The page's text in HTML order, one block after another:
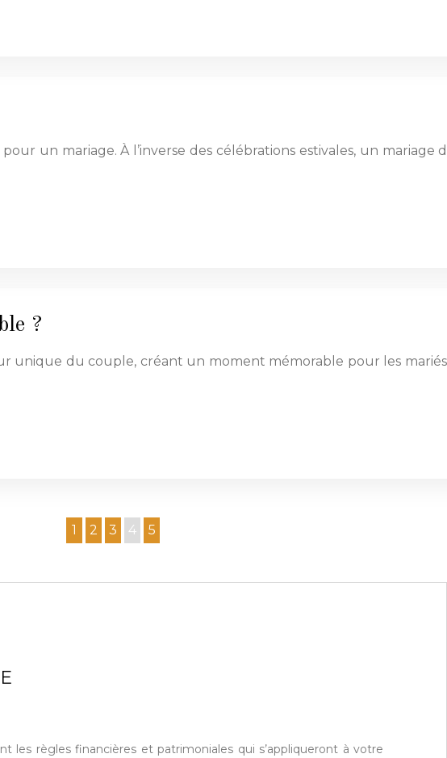
un mariage. À l’inverse des célébrations estivales, un
?
unique du couple, créant un moment mémorable pour les
1 2 3 4 5
règles financières et patrimoniales qui s’appliqueront à votre